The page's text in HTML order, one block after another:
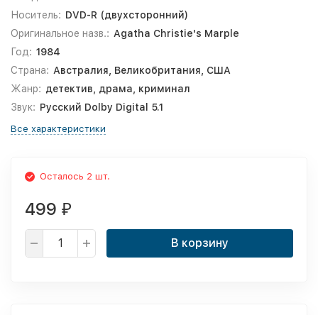
Носитель: DVD-R (двухсторонний)
Оригинальное назв.: Agatha Christie's Marple
Год: 1984
Страна: Австралия, Великобритания, США
Жанр: детектив, драма, криминал
Звук: Русский Dolby Digital 5.1
Все характеристики
Осталось 2 шт.
499 ₽
В корзину